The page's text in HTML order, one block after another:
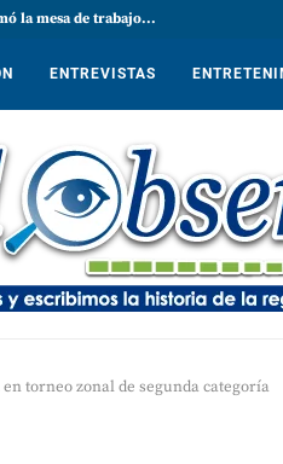
la mesa de trabajo...
ENTREVISTAS
torneo zonal de segunda categoría